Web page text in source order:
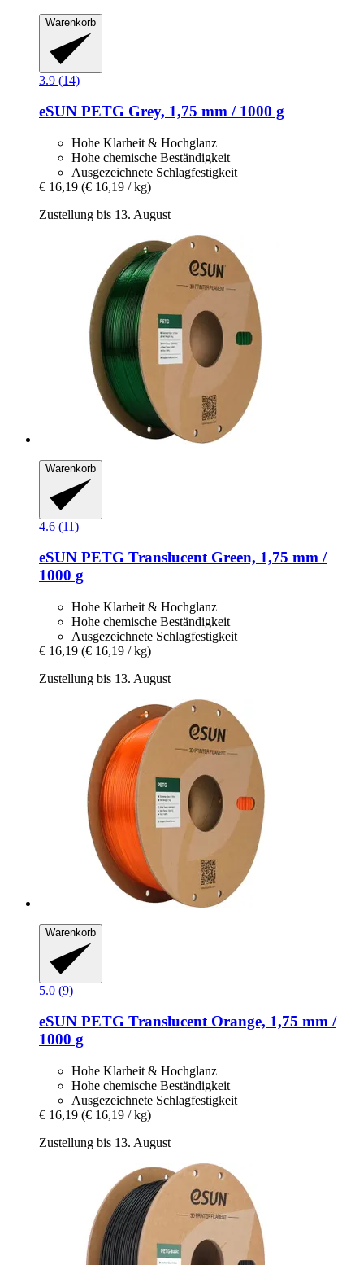
Warenkorb
3.9 (14)
eSUN PETG Grey, 1,75 mm / 1000 g
Hohe Klarheit & Hochglanz
Hohe chemische Beständigkeit
Ausgezeichnete Schlagfestigkeit
€ 16,19 (€ 16,19 / kg)
Zustellung bis 13. August
Warenkorb
4.6 (11)
eSUN PETG Translucent Green, 1,75 mm /
1000 g
Hohe Klarheit & Hochglanz
Hohe chemische Beständigkeit
Ausgezeichnete Schlagfestigkeit
€ 16,19 (€ 16,19 / kg)
Zustellung bis 13. August
Warenkorb
5.0 (9)
eSUN PETG Translucent Orange, 1,75 mm /
1000 g
Hohe Klarheit & Hochglanz
Hohe chemische Beständigkeit
Ausgezeichnete Schlagfestigkeit
€ 16,19 (€ 16,19 / kg)
Zustellung bis 13. August